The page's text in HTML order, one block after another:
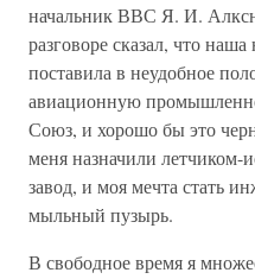
начальник ВВС Я. И.
разговоре сказал, что
поставила в неудобное
авиационную
Союз, и хорошо бы это
меня назначили
завод, и моя мечта стать
мыльный пузырь.
В свободное время я